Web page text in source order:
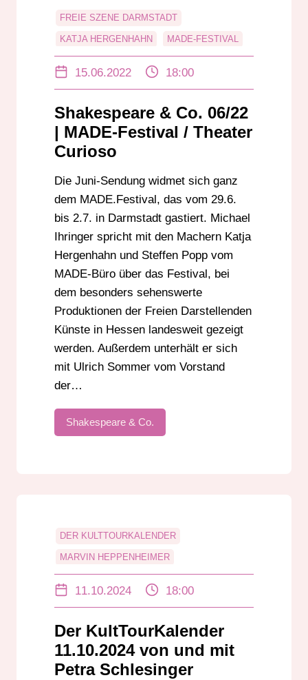
FREIE SZENE DARMSTADT
KATJA HERGENHAHN MADE-FESTIVAL
15.06.2022 18:00
Shakespeare & Co. 06/22
| MADE-Festival / Theater
Curioso
Die Juni-Sendung widmet sich ganz
dem MADE.Festival, das vom 29.6.
bis 2.7. in Darmstadt gastiert. Michael
Ihringer spricht mit den Machern Katja
Hergenhahn und Steffen Popp vom
MADE-Büro über das Festival, bei
dem besonders sehenswerte
Produktionen der Freien Darstellenden
Künste in Hessen landesweit gezeigt
werden. Außerdem unterhält er sich
mit Ulrich Sommer vom Vorstand
der…
Shakespeare & Co.
DER KULTTOURKALENDER
MARVIN HEPPENHEIMER
THEATER INC. DARMSTADT
ULRICH SOMMER
11.10.2024 18:00
Der KultTourKalender
11.10.2024 von und mit
Petra Schlesinger